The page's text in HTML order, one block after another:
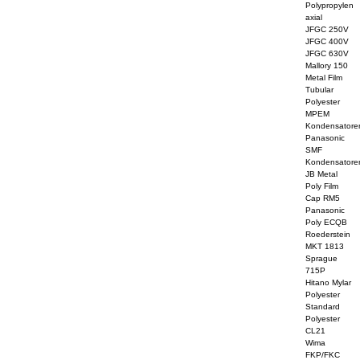
Polypropylen
axial
JFGC 250V
JFGC 400V
JFGC 630V
Mallory 150
Metal Film
Tubular
Polyester
MPEM
Panasonic
SMF
JB Metal
Poly Film
Cap RM5
Panasonic
Poly ECQB
Roederstein
MKT 1813
Sprague
715P
Hitano Mylar
Polyester
Standard
Polyester
CL21
Wima
FKP/FKC